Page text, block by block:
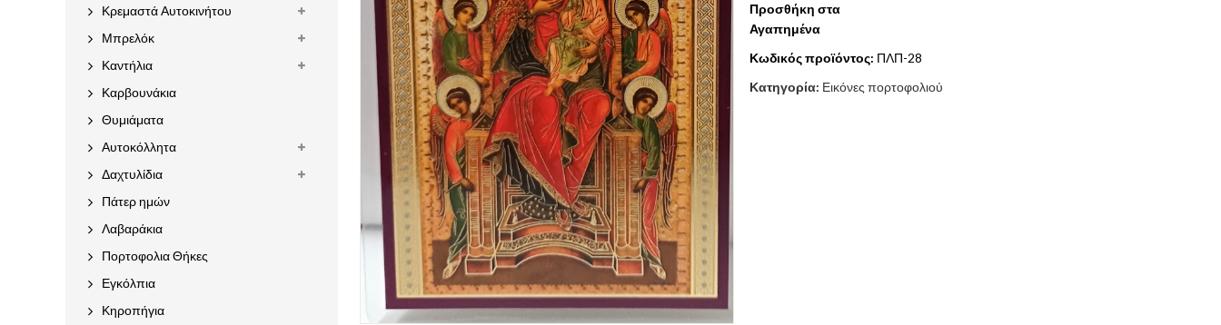
Προσθήκη στα
Αγαπημένα
Κωδικός προϊόντος: ΠΛΠ-28
Κατηγορία: Εικόνες πορτοφολιού
Κρεμαστά Αυτοκινήτου
Μπρελόκ
Καντήλια
Καρβουνάκια
Θυμιάματα
Αυτοκόλλητα
Δαχτυλίδια
Πάτερ ημών
Λαβαράκια
Πορτοφολια Θήκες
Εγκόλπια
Κηροπήγια